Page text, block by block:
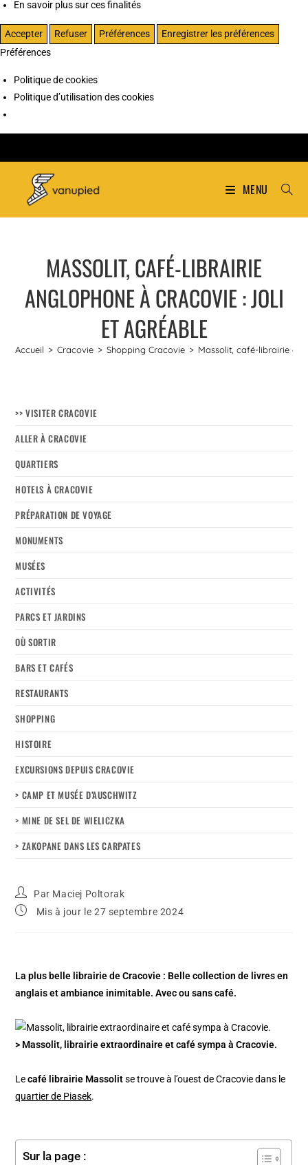
En savoir plus sur ces finalités
Accepter Refuser Préférences
Enregistrer les préférences
Préférences
Politique de cookies
Politique d’utilisation des cookies
MENU
MASSOLIT, CAFÉ-LIBRAIRIE
ANGLOPHONE À CRACOVIE : JOLI
ET AGRÉABLE
Accueil > Cracovie > Shopping Cracovie > Massolit, café-librairie
>> VISITER CRACOVIE
ALLER À CRACOVIE
QUARTIERS
HOTELS À CRACOVIE
PRÉPARATION DE VOYAGE
MONUMENTS
MUSÉES
ACTIVITÉS
PARCS ET JARDINS
OÙ SORTIR
BARS ET CAFÉS
RESTAURANTS
SHOPPING
HISTOIRE
EXCURSIONS DEPUIS CRACOVIE
> CAMP ET MUSÉE D’AUSCHWITZ
> MINE DE SEL DE WIELICZKA
> ZAKOPANE DANS LES CARPATES
Par Maciej Poltorak
Mis à jour le 27 septembre 2024
La plus belle librairie de Cracovie : Belle collection de livres en
anglais et ambiance inimitable. Avec ou sans café.
> Massolit, librairie extraordinaire et café sympa à Cracovie.
Lecafé librairie Massolitse trouve à l’ouest de Cracovie dans le
quartier de Piasek.
Sur la page :